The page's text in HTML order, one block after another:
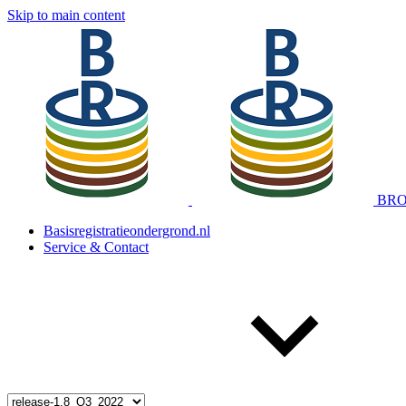
Skip to main content
Basisregistratieondergrond.nl
Service & Contact